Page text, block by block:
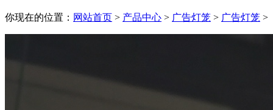
你现在的位置： 网站首页 > 产品中心 > 广告灯笼 > 广告灯笼 >